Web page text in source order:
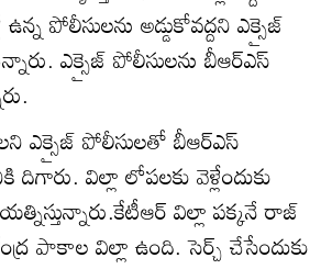
పోలీసులను అడ్డుకోవద్దని ఎక్సైజ్
ఎక్సైజ్ పోలీసులను బీఆర్ఎస్
ఎక్సైజ్ పోలీసులతో బీఆర్ఎస్
దిగారు. విల్లా లోపలకు వెళ్లేందుకు
విల్లా పక్కనే రాజ్
పాకాల విల్లా ఉంది. సెర్చ్ చేసేందుకు